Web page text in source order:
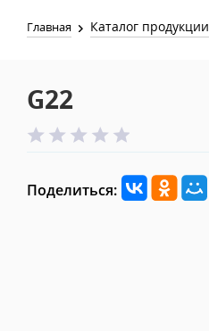
Главная Каталог продукции
G22
Поделиться: